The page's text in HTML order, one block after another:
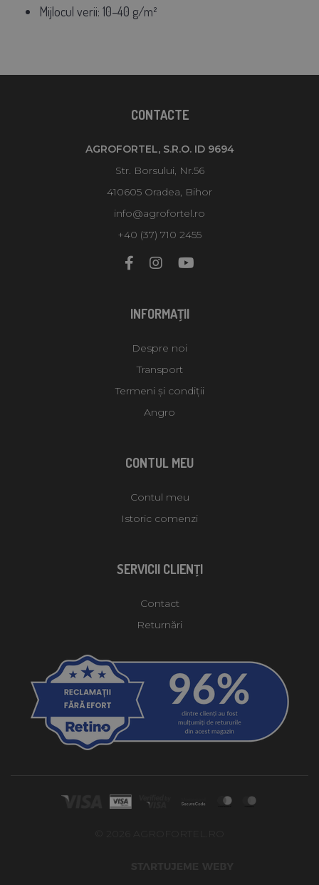
Mijlocul verii: 10–40 g/m²
CONTACTE
AGROFORTEL, S.R.O. ID 9694
Str. Borsului, Nr.56
410605 Oradea, Bihor
info@agrofortel.ro
+40 (37) 710 2455
INFORMAŢII
Despre noi
Transport
Termeni și condiții
Angro
CONTUL MEU
Contul meu
Istoric comenzi
SERVICII CLIENŢI
Contact
Returnări